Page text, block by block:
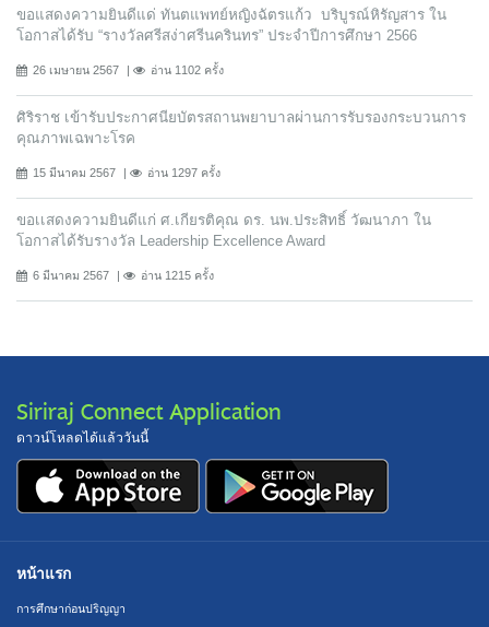
ขอแสดงความยินดีแด่ ทันตแพทย์หญิงฉัตรแก้ว บริบูรณ์หิรัญสาร ใน
โอกาสได้รับ “รางวัลศรีสง่าศรีนครินทร” ประจำปีการศึกษา 2566
26 เมษายน 2567 อ่าน 1102 ครั้ง
ศิริราช เข้ารับประกาศนียบัตรสถานพยาบาลผ่านการรับรองกระบวนการ
คุณภาพเฉพาะโรค
15 มีนาคม 2567 อ่าน 1297 ครั้ง
ขอเเสดงความยินดีแก่ ศ.เกียรติคุณ ดร. นพ.ประสิทธิ์ วัฒนาภา ใน
โอกาสได้รับรางวัล Leadership Excellence Award
6 มีนาคม 2567 อ่าน 1215 ครั้ง
Siriraj Connect Application
ดาวน์โหลดได้แล้ววันนี้
หน้าแรก
การศึกษาก่อนปริญญา